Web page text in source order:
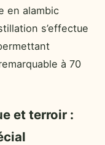
en alambic
s’effectue
à 70
et terroir :